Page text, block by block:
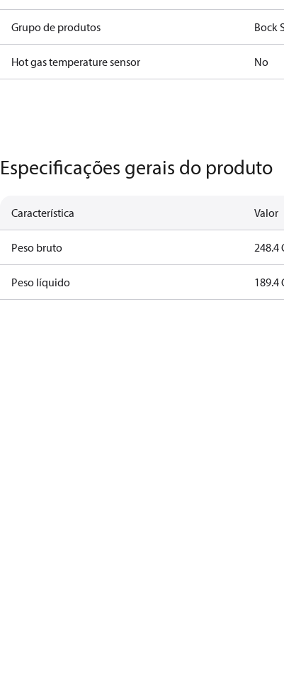
Grupo de produtos Bock
Hot gas temperature sensor No
Especificações gerais do produto
Característica Valor
Peso bruto 248.4
Peso líquido 189.4